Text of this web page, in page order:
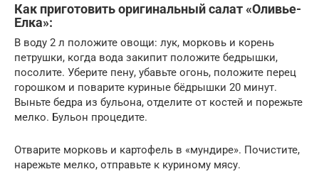
Как приготовить оригинальный салат «Оливье-
Елка»:
В воду 2 л положите овощи: лук, морковь и корень
петрушки, когда вода закипит положите бедрышки,
посолите. Уберите пену, убавьте огонь, положите перец
горошком и поварите куриные бёдрышки 20 минут.
Выньте бедра из бульона, отделите от костей и порежьте
мелко. Бульон процедите.
Отварите морковь и картофель в «мундире». Почистите,
нарежьте мелко, отправьте к куриному мясу.